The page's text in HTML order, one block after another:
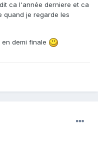
ca l'année derniere et ca
quand je regarde les
demi finale